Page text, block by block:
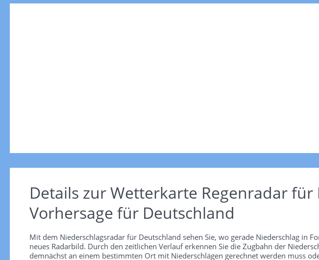
Details zur Wetterkarte Regenradar für
Vorhersage für Deutschland
Mit dem Niederschlagsradar für Deutschland sehen Sie, wo gerade Niederschlag in
neues Radarbild. Durch den zeitlichen Verlauf erkennen Sie die Zugbahn der
demnächst an einem bestimmten Ort mit Niederschlägen gerechnet werden muss